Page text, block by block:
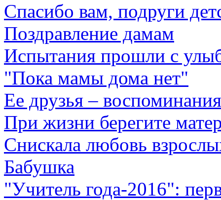
Спасибо вам, подруги
Поздравление дамам
Испытания прошли с
"Пока мамы дома нет"
Ее друзья –
При жизни берегите
Снискала любовь
Бабушка
"Учитель года-2016":